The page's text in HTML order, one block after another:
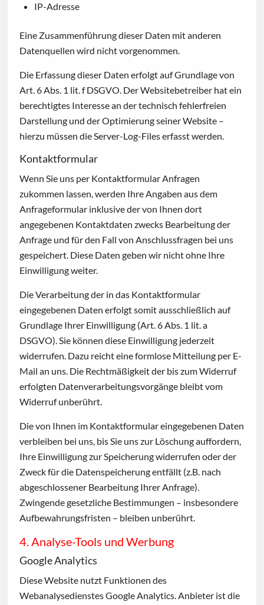
IP-Adresse
Eine Zusammenführung dieser Daten mit anderen
Datenquellen wird nicht vorgenommen.
Die Erfassung dieser Daten erfolgt auf Grundlage von
Art. 6 Abs. 1 lit. f DSGVO. Der Websitebetreiber hat ein
berechtigtes Interesse an der technisch fehlerfreien
Darstellung und der Optimierung seiner Website –
hierzu müssen die Server-Log-Files erfasst werden.
Kontaktformular
Wenn Sie uns per Kontaktformular Anfragen
zukommen lassen, werden Ihre Angaben aus dem
Anfrageformular inklusive der von Ihnen dort
angegebenen Kontaktdaten zwecks Bearbeitung der
Anfrage und für den Fall von Anschlussfragen bei uns
gespeichert. Diese Daten geben wir nicht ohne Ihre
Einwilligung weiter.
Die Verarbeitung der in das Kontaktformular
eingegebenen Daten erfolgt somit ausschließlich auf
Grundlage Ihrer Einwilligung (Art. 6 Abs. 1 lit. a
DSGVO). Sie können diese Einwilligung jederzeit
widerrufen. Dazu reicht eine formlose Mitteilung per E-
Mail an uns. Die Rechtmäßigkeit der bis zum Widerruf
erfolgten Datenverarbeitungsvorgänge bleibt vom
Widerruf unberührt.
Die von Ihnen im Kontaktformular eingegebenen Daten
verbleiben bei uns, bis Sie uns zur Löschung auffordern,
Ihre Einwilligung zur Speicherung widerrufen oder der
Zweck für die Datenspeicherung entfällt (z.B. nach
abgeschlossener Bearbeitung Ihrer Anfrage).
Zwingende gesetzliche Bestimmungen – insbesondere
Aufbewahrungsfristen – bleiben unberührt.
4. Analyse-Tools und Werbung
Google Analytics
Diese Website nutzt Funktionen des
Webanalysedienstes Google Analytics. Anbieter ist die